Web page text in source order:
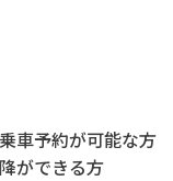
車予約が可能な方
ができる方